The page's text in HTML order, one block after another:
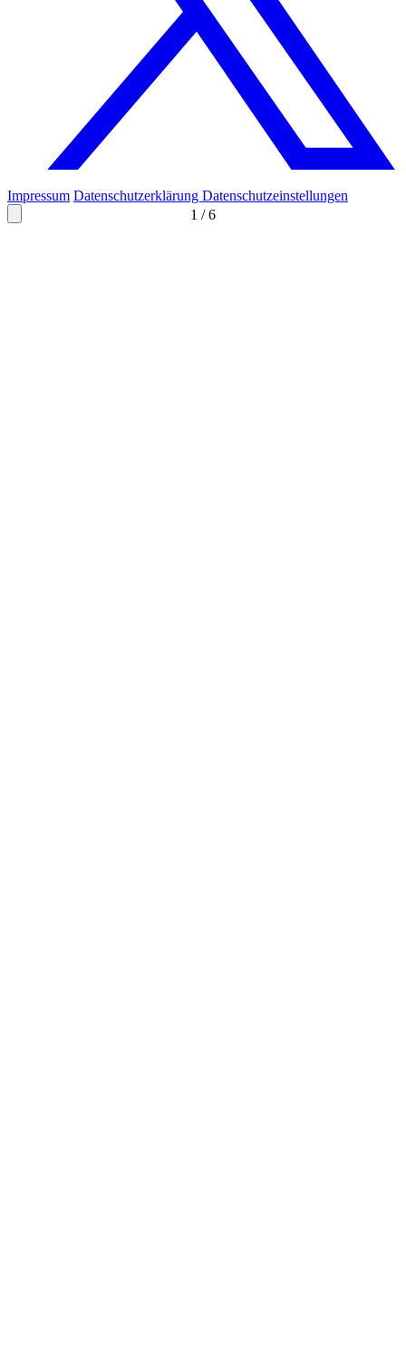
1 /6
Impressum Datenschutzerklärung Datenschutzeinstellungen